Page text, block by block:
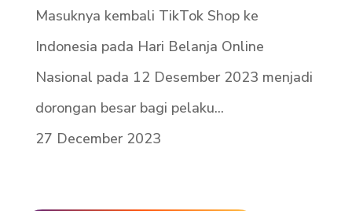
Masuknya kembali TikTok Shop ke
Indonesia pada Hari Belanja Online
Nasional pada 12 Desember 2023 menjadi
dorongan besar bagi pelaku...
27 December 2023